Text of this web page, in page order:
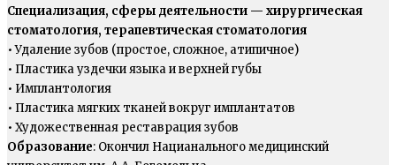
Специализация, сферы деятельности — хирургическая
стоматология, терапевтическая стоматология
• Удаление зубов (простое, сложное, атипичное)
• Пластика уздечки языка и верхней губы
• Имплантология
• Пластика мягких тканей вокруг имплантатов
• Художественная реставрация зубов
Образование: Окончил Нацианального медицинский